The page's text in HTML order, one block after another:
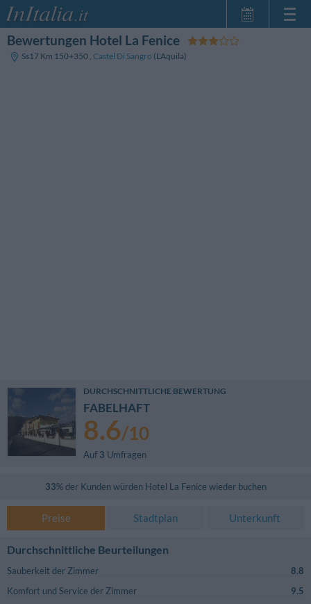
Startseite
Bewertungen Hotel La Fenice
Ss17 Km 150+350 , Castel Di Sangro (L'Aquila)
DURCHSCHNITTLICHE BEWERTUNG
FABELHAFT
8.6/10
Auf 3 Umfragen
33% der Kunden würden Hotel La Fenice wieder buchen
Preise Stadtplan Unterkunft
Durchschnittliche Beurteilungen
Sauberkeit der Zimmer
8.8
Komfort und Service der Zimmer
9.5